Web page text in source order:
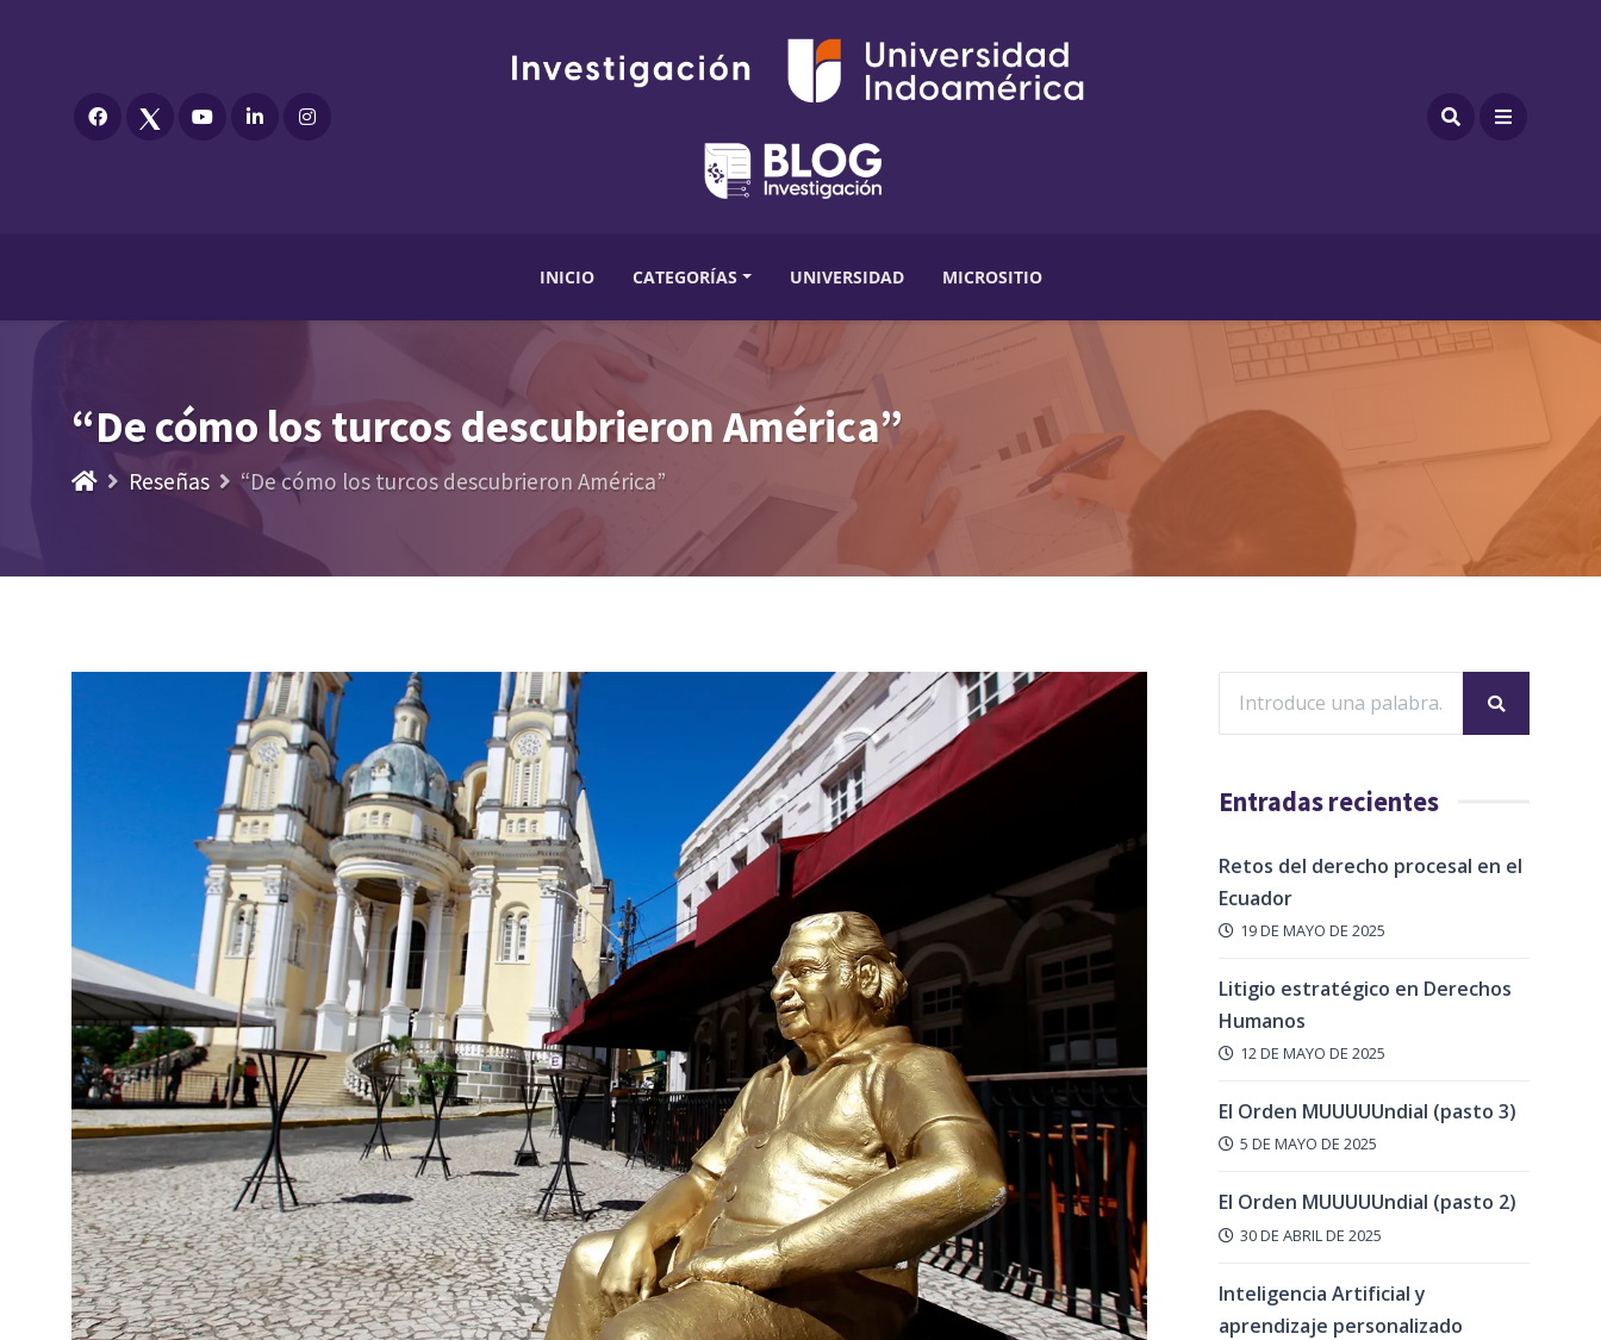
INICIO CATEGORÍAS UNIVERSIDAD MICROSITIO
“De cómo los turcos descubrieron América”
Reseñas “De cómo los turcos descubrieron América”
Entradas recientes
Retos del derecho procesal en el
Ecuador
19 DE MAYO DE 2025
Litigio estratégico en Derechos
Humanos
12 DE MAYO DE 2025
El Orden MUUUUUndial (pasto 3)
5 DE MAYO DE 2025
El Orden MUUUUUndial (pasto 2)
30 DE ABRIL DE 2025
Inteligencia Artificial y
aprendizaje personalizado